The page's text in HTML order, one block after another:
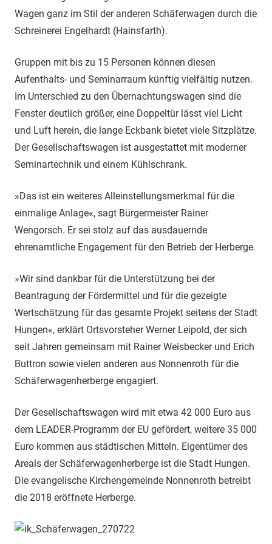
Wagen ganz im Stil der anderen Schäferwagen durch die
Schreinerei Engelhardt (Hainsfarth).
Gruppen mit bis zu 15 Personen können diesen
Aufenthalts- und Seminarraum künftig vielfältig nutzen.
Im Unterschied zu den Übernachtungswagen sind die
Fenster deutlich größer, eine Doppeltür lässt viel Licht
und Luft herein, die lange Eckbank bietet viele Sitzplätze.
Der Gesellschaftswagen ist ausgestattet mit moderner
Seminartechnik und einem Kühlschrank.
»Das ist ein weiteres Alleinstellungsmerkmal für die
einmalige Anlage«, sagt Bürgermeister Rainer
Wengorsch. Er sei stolz auf das ausdauernde
ehrenamtliche Engagement für den Betrieb der Herberge.
»Wir sind dankbar für die Unterstützung bei der
Beantragung der Fördermittel und für die gezeigte
Wertschätzung für das gesamte Projekt seitens der Stadt
Hungen«, erklärt Ortsvorsteher Werner Leipold, der sich
seit Jahren gemeinsam mit Rainer Weisbecker und Erich
Buttron sowie vielen anderen aus Nonnenroth für die
Schäferwagenherberge engagiert.
Der Gesellschaftswagen wird mit etwa 42 000 Euro aus
dem LEADER-Programm der EU gefördert, weitere 35 000
Euro kommen aus städtischen Mitteln. Eigentümer des
Areals der Schäferwagenherberge ist die Stadt Hungen.
Die evangelische Kirchengemeinde Nonnenroth betreibt
die 2018 eröffnete Herberge.